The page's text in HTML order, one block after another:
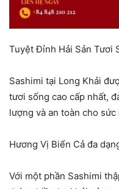
Tuyệt Đỉnh Hải Sản Tươi
Sashimi tại Long Khải
tươi sống cao cấp nhất,
lượng và an toàn cho sức
Hương Vị Biển Cả đa
Với một phần Sashimi